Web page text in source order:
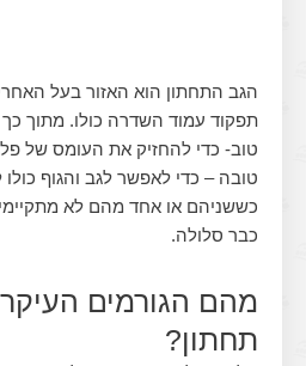
הגב התחתון הוא האזור בעל
תפקוד עמוד השדרה כולו. מתוך כך
טוב- כדי להחזיק את העומס של
טובה – כדי לאפשר לגב והגוף כולו
כששניהם או אחד מהם לא
כבר סלולה.
מהם הגורמים
תחתון?